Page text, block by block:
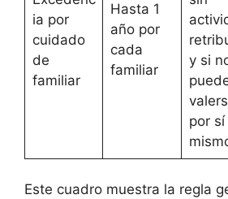
ia por
cuidado
de
familiar
Hasta 1
año por
cada
familiar
y si
por sí
Este cuadro muestra la regla